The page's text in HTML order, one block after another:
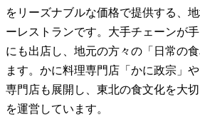
をリーズナブルな価格で提供する、
ーレストランです。大手チェーンが
にも出店し、地元の方々の「日常の
ます。かに料理専門店「かに政宗」
専門店も展開し、東北の食文化を大
を運営しています。